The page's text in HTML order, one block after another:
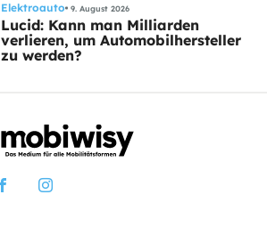
Elektroauto 9. August 2026
Lucid: Kann man Milliarden
verlieren, um Automobilhersteller
zu werden?